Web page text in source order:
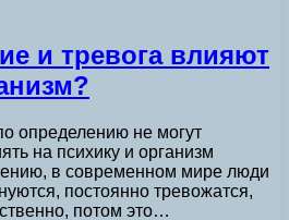
и тревога влияют
определению не могут
на психику и организм
в современном мире люди
постоянно тревожатся,
потом это…